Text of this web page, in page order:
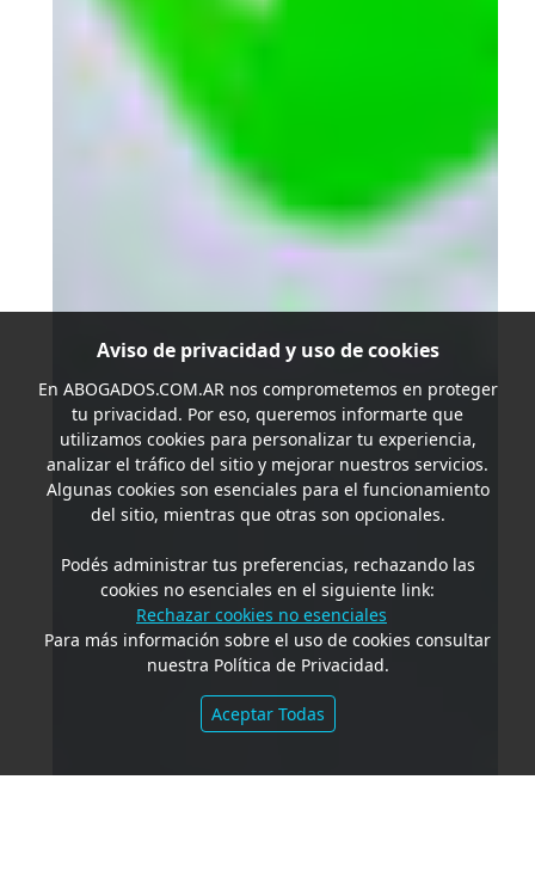
Aviso de privacidad y uso de cookies
En ABOGADOS.COM.ARnos comprometemos en proteger
tu privacidad. Por eso, queremos informarte que
utilizamos cookies para personalizar tu experiencia,
analizar el tráfico del sitio y mejorar nuestros servicios.
Algunas cookies son esenciales para el funcionamiento
del sitio, mientras que otras son opcionales.
Podés administrar tus preferencias, rechazando las
cookies no esenciales en el siguiente link:
Rechazar cookies no esenciales
Para más información sobre el uso de cookies consultar
nuestra Política de Privacidad.
Aceptar Todas